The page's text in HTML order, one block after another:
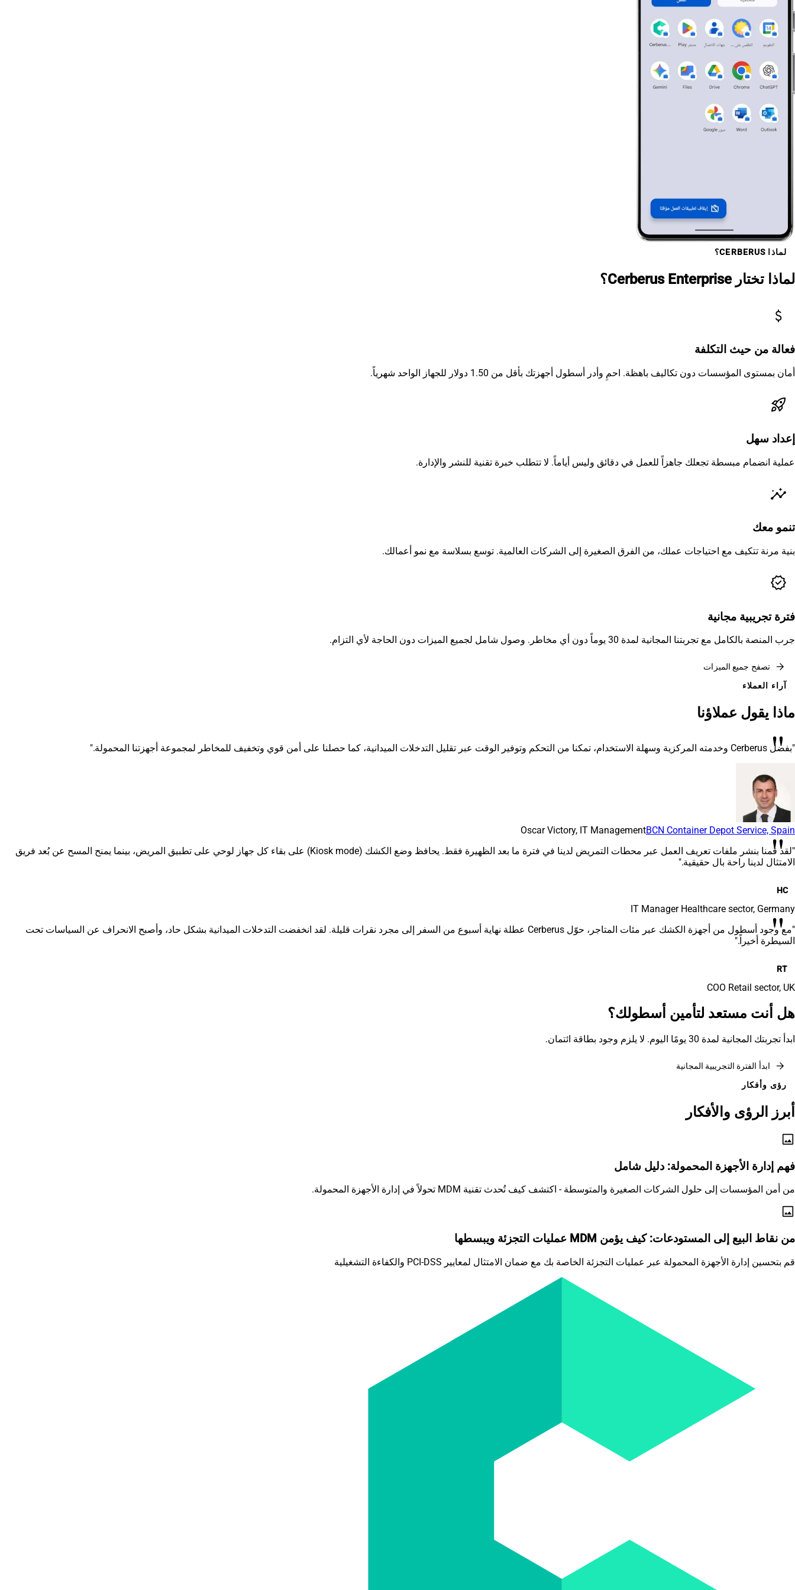
لماذا CERBERUS؟
لماذا تختار Cerberus Enterprise؟
attach_money
فعالة من حيث التكلفة
أمان بمستوى المؤسسات دون تكاليف باهظة. احمِ وأدر أسطول أجهزتك بأقل من 1.50 دولار للجهاز الواحد شهرياً.
rocket_launch
إعداد سهل
عملية انضمام مبسطة تجعلك جاهزاً للعمل في دقائق وليس أياماً. لا تتطلب خبرة تقنية للنشر والإدارة.
insights
تنمو معك
بنية مرنة تتكيف مع احتياجات عملك، من الفرق الصغيرة إلى الشركات العالمية. توسع بسلاسة مع نمو أعمالك.
verified
فترة تجريبية مجانية
جرب المنصة بالكامل مع تجربتنا المجانية لمدة 30 يوماً دون أي مخاطر. وصول شامل لجميع الميزات دون الحاجة لأي التزام.
arrow_forward
تصفح جميع الميزات
آراء العملاء
ماذا يقول عملاؤنا
"
"بفضل Cerberus وخدمته المركزية وسهلة الاستخدام، تمكنا من التحكم وتوفير الوقت عبر تقليل التدخلات الميدانية، كما حصلنا على أمن قوي وتخفيف للمخاطر لمجموعة أجهزتنا المحمولة."
Oscar Victory, IT ManagementBCN Container Depot Service, Spain
"
"لقد قمنا بنشر ملفات تعريف العمل عبر محطات التمريض لدينا في فترة ما بعد الظهيرة فقط. يحافظ وضع الكشك (Kiosk mode) على بقاء كل جهاز لوحي على تطبيق المريض، بينما يمنح المسح عن بُعد فريق
الامتثال لدينا راحة بال حقيقية."
HC
IT ManagerHealthcare sector, Germany
"
"مع وجود أسطول من أجهزة الكشك عبر مئات المتاجر، حوّل Cerberus عطلة نهاية أسبوع من السفر إلى مجرد نقرات قليلة. لقد انخفضت التدخلات الميدانية بشكل حاد، وأصبح الانحراف عن السياسات تحت
السيطرة أخيراً."
RT
COO Retail sector, UK
هل أنت مستعد لتأمين أسطولك؟
ابدأ تجربتك المجانية لمدة 30 يومًا اليوم. لا يلزم وجود بطاقة ائتمان.
arrow_forward
ابدأ الفترة التجريبية المجانية
رؤى وأفكار
أبرز الرؤى والأفكار
image
فهم إدارة الأجهزة المحمولة: دليل شامل
من أمن المؤسسات إلى حلول الشركات الصغيرة والمتوسطة - اكتشف كيف تُحدث تقنية MDM تحولاً في إدارة الأجهزة المحمولة.
image
من نقاط البيع إلى المستودعات: كيف يؤمن MDM عمليات التجزئة ويبسطها
قم بتحسين إدارة الأجهزة المحمولة عبر عمليات التجزئة الخاصة بك مع ضمان الامتثال لمعايير PCI-DSS والكفاءة التشغيلية